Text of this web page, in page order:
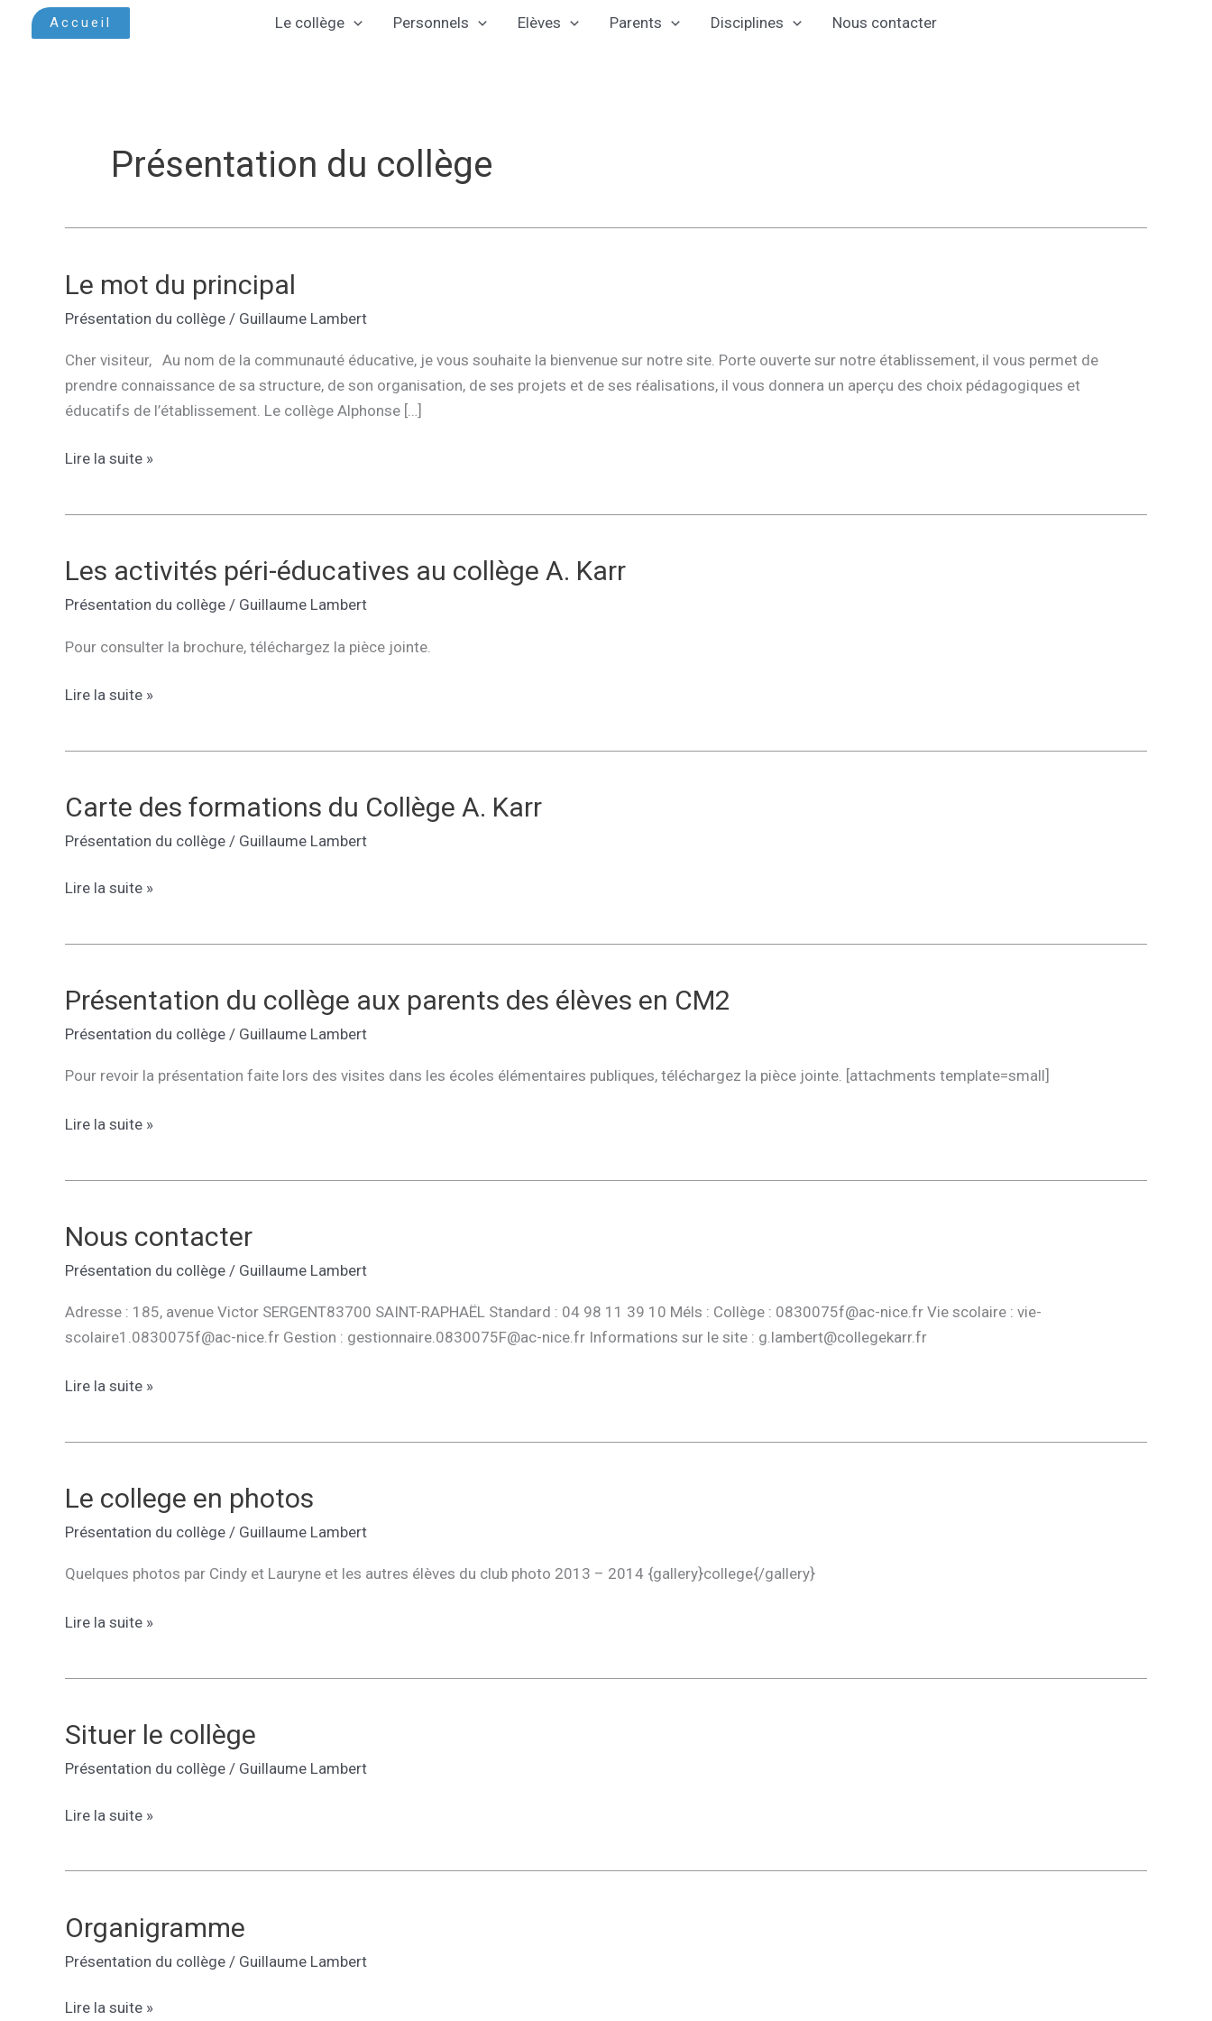
Accueil Le collège Personnels Elèves Parents Disciplines Nous contacter
Présentation du collège
Le mot du principal
Présentation du collège / Guillaume Lambert
Cher visiteur, Au nom de la communauté éducative, je vous souhaite la bienvenue sur notre site. Porte ouverte sur notre établissement, il vous permet de
prendre connaissance de sa structure, de son organisation, de ses projets et de ses réalisations, il vous donnera un aperçu des choix pédagogiques et
éducatifs de l’établissement. Le collège Alphonse […]
Le
Lire la suite »
Les activités péri-éducatives au collège A. Karr
Présentation du collège / Guillaume Lambert
Pour consulter la brochure, téléchargez la pièce jointe.
Les
au
collège
A.
Lire la suite »
Carte des formations du Collège A. Karr
Présentation du collège / Guillaume Lambert
Carte
Collège
A.
Karr
Lire la suite »
Présentation du collège aux parents des élèves en CM2
Présentation du collège / Guillaume Lambert
Pour revoir la présentation faite lors des visites dans les écoles élémentaires publiques, téléchargez la pièce jointe. [attachments template=small]
Présentation
parents
des
élèves
Lire la suite »
Nous contacter
Présentation du collège / Guillaume Lambert
Adresse : 185, avenue Victor SERGENT83700 SAINT-RAPHAËL Standard : 04 98 11 39 10 Méls : Collège : 0830075f@ac-nice.fr Vie scolaire : vie-
scolaire1.0830075f@ac-nice.fr Gestion : gestionnaire.0830075F@ac-nice.fr Informations sur le site : g.lambert@collegekarr.fr
Nous
Lire la suite »
Le college en photos
Présentation du collège / Guillaume Lambert
Quelques photos par Cindy et Lauryne et les autres élèves du club photo 2013 – 2014 {gallery}college{/gallery}
Le
Lire la suite »
Situer le collège
Présentation du collège / Guillaume Lambert
Situer
Lire la suite »
Organigramme
Présentation du collège / Guillaume Lambert
Organigramme
Lire la suite »